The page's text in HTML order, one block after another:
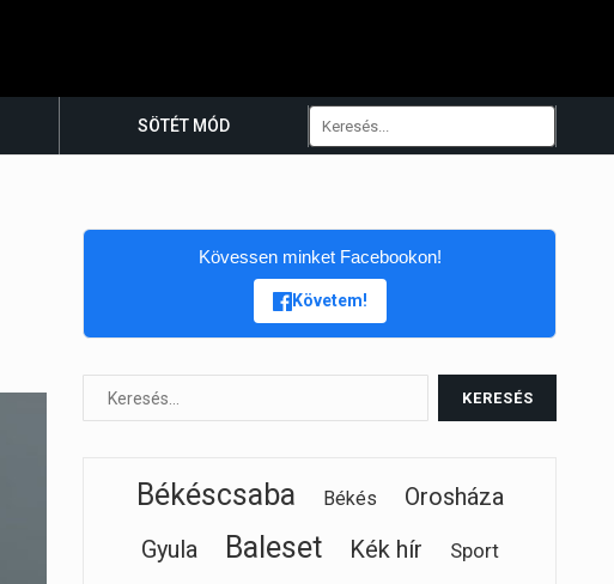
SÖTÉT MÓD
Kövessen minket Facebookon!
Követem!
Békéscsaba Békés
Orosháza
Gyula
Baleset Kék hír Sport